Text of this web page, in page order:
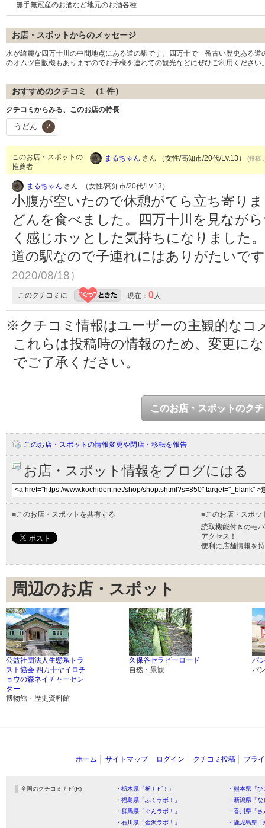
無手無冠産のお酒など地元のお酒各種
お店・スポットからのメッセージ
水が綺麗な四万十川の中間地点にある道の駅です。四万十で一番古い歴史ある
のオムツ自販機もありますのでお子様を連れての観光などにぜひご利用ください
おすすめのクチコミ （1 件）
クチコミからみる、このお店の特長
うどん 2
このお店・スポットの
推薦者
まるちゃん さん （女性/高知市/20代/Lv.13） (投稿
まるちゃん さん （女性/高知市/20代/Lv.13）
小腹が空いたので休憩がてら立ち寄り
どんを食べました。四万十川を見なが
く感じホッとした気持ちになりました
道の駅なので子連れにはありがたいで
2020/08/18）
このクチコミに 現在： 0 人
※クチコミ情報はユーザーの主観的なコ
これらは投稿時の情報のため、変更に
でご了承ください。
このお店・スポットのク
このお店・スポットの情報変更や閉店・移転を報告
お店・スポット情報をブログにはる
■ このお店・スポットを共有する ■ このお店・スポ
読取機能付きのモ
アクセス！
便利に店舗情報を
周辺のお店・スポット
公益社団法人生態系トラ
スト協会 四万十ヤイロチ
ョウの森ネイチャーセン
ター
博物館・歴史資料館
久保谷セラピーロード
自然・景観
パ
パ
ホーム サイトマップ ログイン クチコミ投稿 プラ
全国のクチコミナビ(R) ・栃木県「栃ナビ！」
・熊本県「
・福島県「ふくラボ！」
・新潟県「
・群馬県「ぐんラボ！」
・香川県「
・石川県「金沢ラボ！」
・鹿児島県